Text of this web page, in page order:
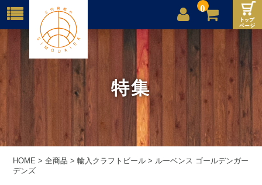
0
店舗案内
ご利用案内
送料
お問合せ
特集
HOME >全商品 >輸入クラフトビール > ルーベンス ゴールデンガー
デンズ